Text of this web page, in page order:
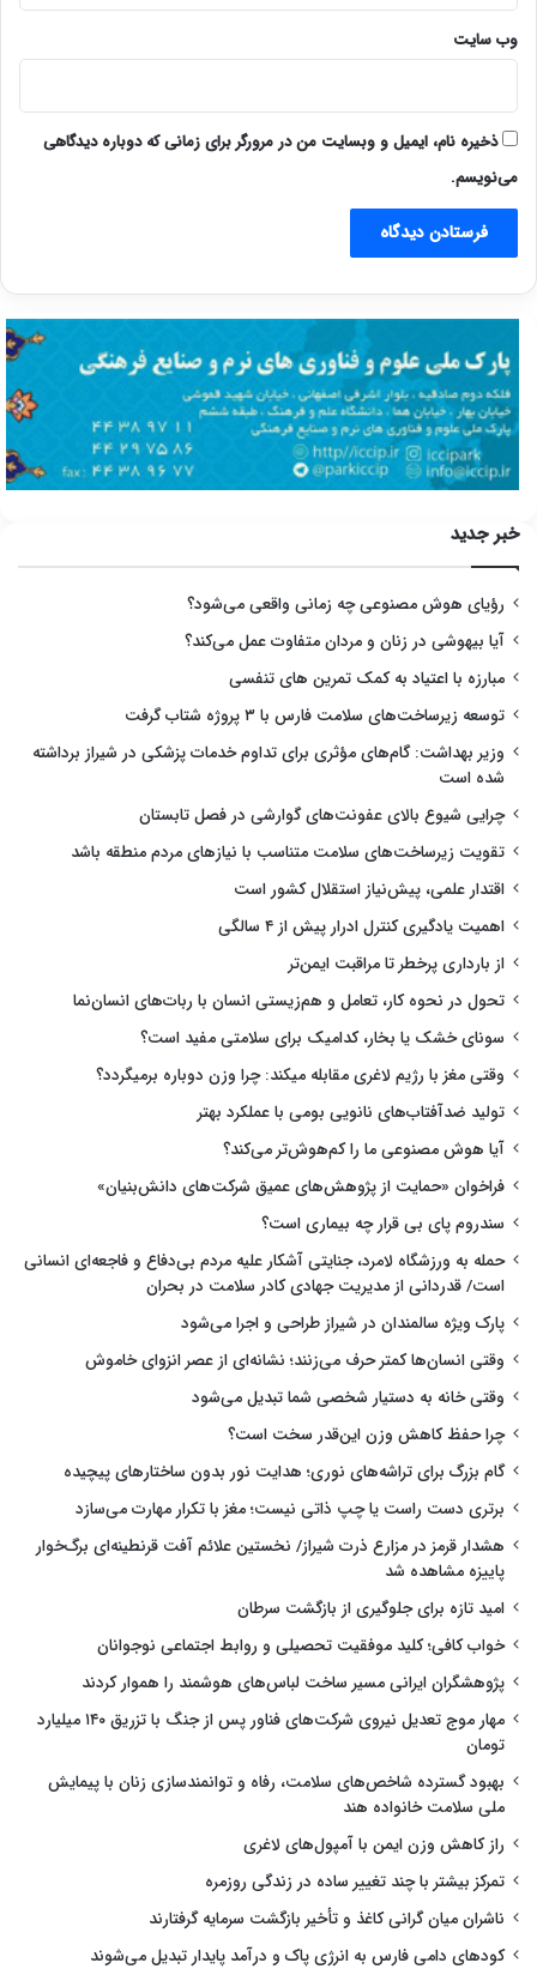
وب‌ سایت
ذخیره نام، ایمیل و وبسایت من در مرورگر برای زمانی که دوباره دیدگاهی
می‌نویسم.
خبر جدید
رؤیای هوش مصنوعی چه زمانی واقعی می‌شود؟
آیا بیهوشی در زنان و مردان متفاوت عمل می‌کند؟
مبارزه با اعتیاد به کمک تمرین های تنفسی
توسعه زیرساخت‌های سلامت فارس با ۳ پروژه شتاب گرفت
وزیر بهداشت: گام‌های مؤثری برای تداوم خدمات پزشکی در شیراز برداشته
شده است
چرایی شیوع بالای عفونت‌های گوارشی در فصل تابستان
تقویت زیرساخت‌های سلامت متناسب با نیازهای مردم منطقه باشد
اقتدار علمی، پیش‌نیاز استقلال کشور است
اهمیت یادگیری کنترل ادرار پیش از ۴ سالگی
از بارداری پرخطر تا مراقبت ایمن‌تر
تحول در نحوه کار، تعامل و هم‌زیستی انسان با ربات‌های انسان‌نما
سونای خشک یا بخار، کدامیک برای سلامتی مفید است؟
وقتی مغز با رژیم لاغری مقابله میکند: چرا وزن دوباره برمیگردد؟
تولید ضدآفتاب‌های نانویی بومی با عملکرد بهتر
آیا هوش مصنوعی ما را کم‌هوش‌تر می‌کند؟
فراخوان «حمایت از پژوهش‌های عمیق شرکت‌های دانش‌بنیان»
سندروم پای بی قرار چه بیماری است؟
حمله به ورزشگاه لامرد، جنایتی آشکار علیه مردم بی‌دفاع و فاجعه‌ای انسانی
است/ قدردانی از مدیریت جهادی کادر سلامت در بحران
پارک ویژه سالمندان در شیراز طراحی و اجرا می‌شود
وقتی انسان‌ها کمتر حرف می‌زنند؛ نشانه‌ای از عصر انزوای خاموش
وقتی خانه به دستیار شخصی شما تبدیل می‌شود
چرا حفظ کاهش وزن این‌قدر سخت است؟
گام بزرگ برای تراشه‌های نوری؛ هدایت نور بدون ساختارهای پیچیده
برتری دست راست یا چپ ذاتی نیست؛ مغز با تکرار مهارت می‌سازد
هشدار قرمز در مزارع ذرت شیراز/ نخستین علائم آفت قرنطینه‌ای برگ‌خوار
پاییزه مشاهده شد
امید تازه برای جلوگیری از بازگشت سرطان
خواب کافی؛ کلید موفقیت تحصیلی و روابط اجتماعی نوجوانان
پژوهشگران ایرانی مسیر ساخت لباس‌های هوشمند را هموار کردند
مهار موج تعدیل نیروی شرکت‌های فناور پس از جنگ با تزریق ۱۴۰ میلیارد
تومان
بهبود گسترده شاخص‌های سلامت، رفاه و توانمندسازی زنان با پیمایش
ملی سلامت خانواده هند
راز کاهش وزن ایمن با آمپول‌های لاغری
تمرکز بیشتر با چند تغییر ساده در زندگی روزمره
ناشران میان گرانی کاغذ و تأخیر بازگشت سرمایه گرفتارند
کودهای دامی فارس به انرژی پاک و درآمد پایدار تبدیل می‌شوند